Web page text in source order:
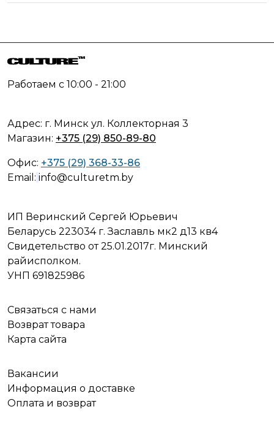
Работаем с 10:00 - 21:00
Адрес: г. Минск ул. Коллекторная 3
Магазин: +375 (29) 850-89-80
Офис: +375 (29) 368-33-86
Email: info@culturetm.by
ИП Веринский Сергей Юрьевич
Беларусь 223034 г. Заславль мк2 д13 кв4
Свидетельство от 25.01.2017г. Минский
райисполком.
УНП 691825986
Связаться с нами
Возврат товара
Карта сайта
Вакансии
Информация о доставке
Оплата и возврат